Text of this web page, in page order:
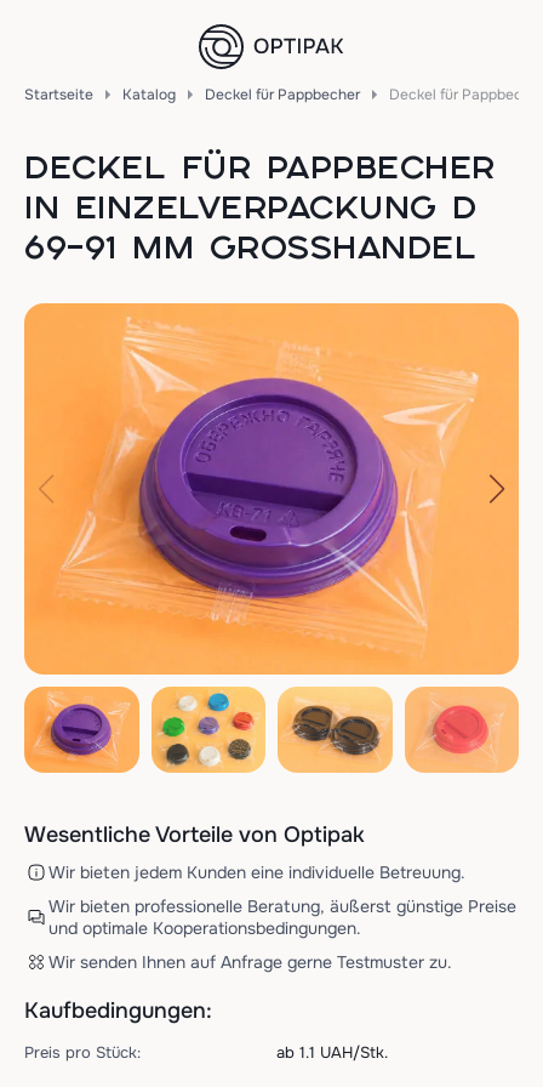
Startseite Katalog Deckel für Pappbecher Deckel für
DECKEL FÜR PAPPBECHER
IN EINZELVERPACKUNG D
69–91 MM GROSSHANDEL
Wesentliche Vorteile von Optipak
Wir bieten jedem Kunden eine individuelle Betreuung.
Wir bieten professionelle Beratung, äußerst günstige Preise
und optimale Kooperationsbedingungen.
Wir senden Ihnen auf Anfrage gerne Testmuster zu.
Kaufbedingungen:
Preis pro Stück: ab 1.1 UAH/Stk.